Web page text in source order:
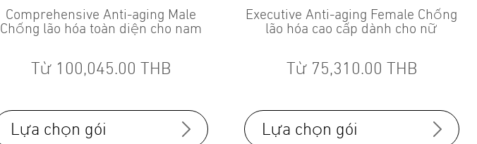
Comprehensive Anti-aging Male
Chống lão hóa toàn diện cho nam
Từ 100,045.00 THB
Lựa chọn gói
Executive Anti-aging Female Chống
lão hóa cao cấp dành cho nữ
Từ 75,310.00 THB
Lựa chọn gói